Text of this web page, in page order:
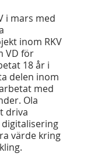
i mars med
inom RKV
VD för
18 år i
delen inom
med
Ola
driva
värde kring